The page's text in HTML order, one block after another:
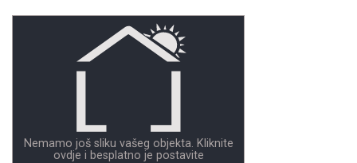
Nemamo još sliku vašeg objekta. Kliknite
ovdje i besplatno je postavite